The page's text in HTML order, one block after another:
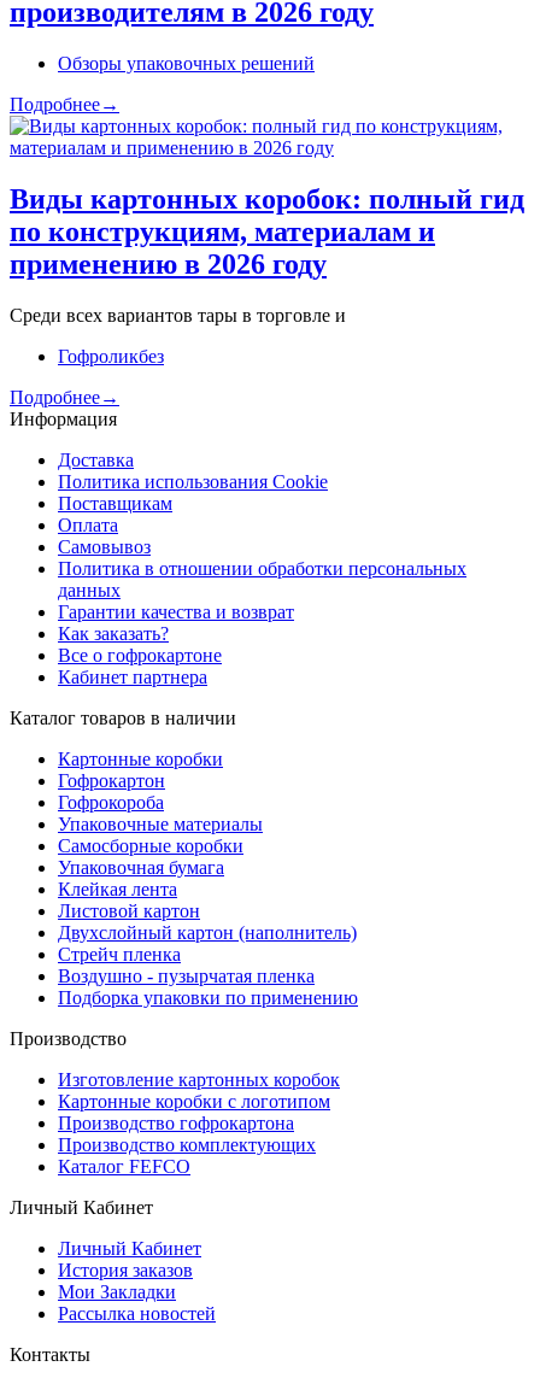
производителям в 2026 году
Обзоры упаковочных решений
Подробнее→
Виды картонных коробок: полный гид
по конструкциям, материалам и
применению в 2026 году
Среди всех вариантов тары в торговле и
Гофроликбез
Подробнее→
Информация
Доставка
Политика использования Cookie
Поставщикам
Оплата
Самовывоз
Политика в отношении обработки персональных
данных
Гарантии качества и возврат
Как заказать?
Все о гофрокартоне
Кабинет партнера
Каталог товаров в наличии
Картонные коробки
Гофрокартон
Гофрокороба
Упаковочные материалы
Самосборные коробки
Упаковочная бумага
Клейкая лента
Листовой картон
Двухслойный картон (наполнитель)
Стрейч пленка
Воздушно - пузырчатая пленка
Подборка упаковки по применению
Производство
Изготовление картонных коробок
Картонные коробки с логотипом
Производство гофрокартона
Производство комплектующих
Каталог FEFCO
Личный Кабинет
Личный Кабинет
История заказов
Мои Закладки
Рассылка новостей
Контакты